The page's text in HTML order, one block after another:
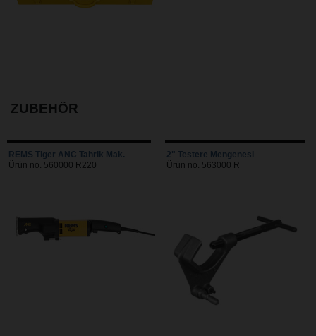
ZUBEHÖR
REMS Tiger ANC Tahrik Mak.
Ürün no. 560000 R220
2" Testere Mengenesi
Ürün no. 563000 R